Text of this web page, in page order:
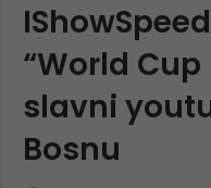
“World
slavni
Bosnu